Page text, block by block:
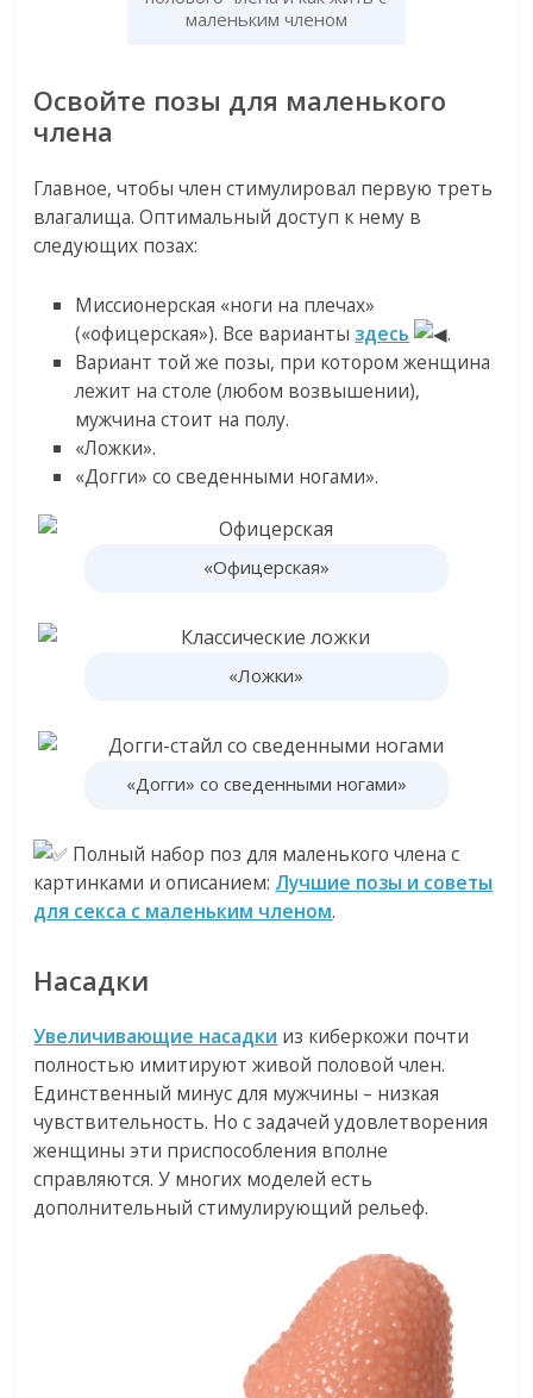
маленьким членом
Освойте позы для маленького
члена
Главное, чтобы член стимулировал первую треть
влагалища. Оптимальный доступ к нему в
следующих позах:
Миссионерская «ноги на плечах»
(«офицерская»). Все варианты здесь
.
Вариант той же позы, при котором женщина
лежит на столе (любом возвышении),
мужчина стоит на полу.
«Ложки».
«Догги» со сведенными ногами».
«Офицерская»
«Ложки»
«Догги» со сведенными ногами»
Полный набор поз для маленького члена с
картинками и описанием: Лучшие позы и советы
для секса с маленьким членом.
Насадки
Увеличивающие насадки из киберкожи почти
полностью имитируют живой половой член.
Единственный минус для мужчины – низкая
чувствительность. Но с задачей удовлетворения
женщины эти приспособления вполне
справляются. У многих моделей есть
дополнительный стимулирующий рельеф.